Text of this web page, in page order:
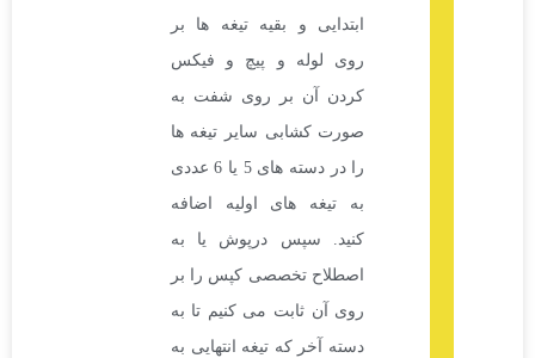
ابتدایی و بقیه تیغه ها بر
روی لوله و پیچ و فیکس
کردن آن بر روی شفت به
صورت کشابی سایر تیغه ها
را در دسته های 5 یا 6 عددی
به تیغه های اولیه اضافه
کنید. سپس درپوش یا به
اصطلاح تخصصی کپس را بر
روی آن ثابت می کنیم تا به
دسته آخر که تیغه انتهایی به